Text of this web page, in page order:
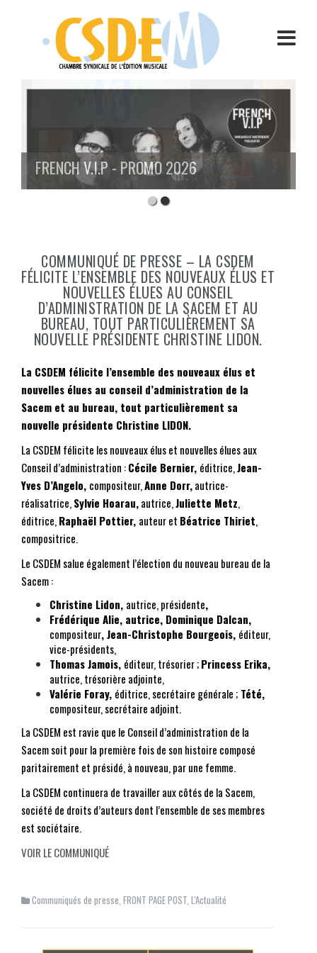
FRENCH V.I.P - PROMO 2026
COMMUNIQUÉ DE PRESSE – LA CSDEM
FÉLICITE L’ENSEMBLE DES NOUVEAUX ÉLUS ET
NOUVELLES ÉLUES AU CONSEIL
D’ADMINISTRATION DE LA SACEM ET AU
BUREAU, TOUT PARTICULIÈREMENT SA
NOUVELLE PRÉSIDENTE CHRISTINE LIDON.
La CSDEM félicite l’ensemble des nouveaux élus et
nouvelles élues au conseil d’administration de la
Sacem et au bureau, tout particulièrement sa
nouvelle présidente Christine LIDON.
La CSDEM félicite les nouveaux élus et nouvelles élues aux
Conseil d’administration :Cécile Bernier, éditrice,Jean-
Yves D’Angelo, compositeur,Anne Dorr,autrice-
réalisatrice,Sylvie Hoarau,autrice,Juliette Metz,
éditrice,Raphaël Pottier, auteur et Béatrice Thiriet,
compositrice.
Le CSDEM salue également l’élection du nouveau bureau de la
Sacem :
Christine Lidon, autrice, présidente,
Frédérique Alie, autrice, Dominique Dalcan,
compositeur,Jean-Christophe Bourgeois, éditeur,
vice-présidents,
Thomas Jamois, éditeur, trésorier ;Princess Erika,
autrice, trésorière adjointe,
Valérie Foray, éditrice, secrétaire générale ; Tété,
compositeur, secrétaire adjoint.
La CSDEM est ravie que le Conseil d’administration de la
Sacem soit pour la première fois de son histoire composé
paritairement et présidé, à nouveau, par une femme.
La CSDEM continuera de travailler aux côtés de la Sacem,
société de droits d’auteurs dont l’ensemble de ses membres
est sociétaire.
VOIR LE COMMUNIQUÉ
Communiqués de presse FRONT PAGE POST L'Actualité